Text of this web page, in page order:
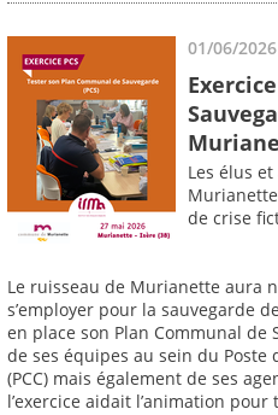
01/06/2026
Les élus
de crise
Le ruisseau de Murianette aura
s’employer pour la sauvegarde
en place son Plan Communal de
de ses équipes au sein du Poste
(PCC) mais également de ses
l’exercice aidait l’animation